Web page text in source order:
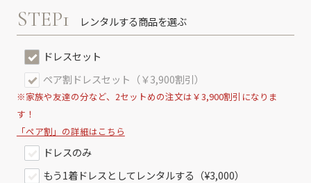
STEP1 レンタルする商品を選ぶ
ドレスセット
ペア割ドレスセット（￥3,900割引）
※家族や友達の分など、2セットめの注文は￥3,900割引になりま
す！
「ペア割」の詳細はこちら
ドレスのみ
もう1着ドレスとしてレンタルする（¥3,000）